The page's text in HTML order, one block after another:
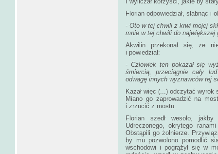
Florian odpowiedział, słabnąc i
- Oto w tej chwili z krwi mojej
mnie w tej chwili do największej
Akwilin przekonał się, że
i powiedział:
- Człowiek ten pokazał się
śmiercią, przeciągnie cały
odwagę innych wyznawców tej
Kazał więc (...) odczytać
Miano go zaprowadzić na
i zrzucić z mostu.
Florian szedł wesoło,
Udręczonego, okrytego
Obstąpili go żołnierze.
by mu pozwolono pomodlić
wschodowi i pogrążył się w